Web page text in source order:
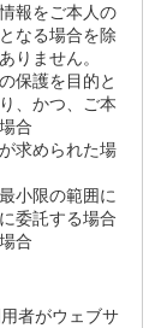
報をご本人の
なる場合を除
りません。
保護を目的と
、かつ、ご本
合
求められた場
小限の範囲に
委託する場合
合
者がウェブサ